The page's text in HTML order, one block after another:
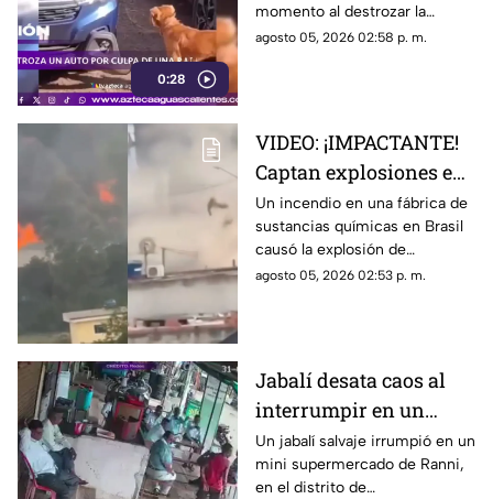
0:28
momento al destrozar la
defensa de un automóvil con
agosto 05, 2026 02:58 p. m.
VIDEO: ¡IMPACTANTE!
Captan explosiones en
alcantarillas tras el
incendio en una
fábrica
Un incendio en una fábrica de
sustancias químicas en Brasil
causó la explosión de
alcantarillas; el momento
agosto 05, 2026 02:53 p. m.
Jabalí desata caos al
interrumpir en un
comercio y embiste a
un hombre
Un jabalí salvaje irrumpió en un
mini supermercado de Ranni,
en el distrito de